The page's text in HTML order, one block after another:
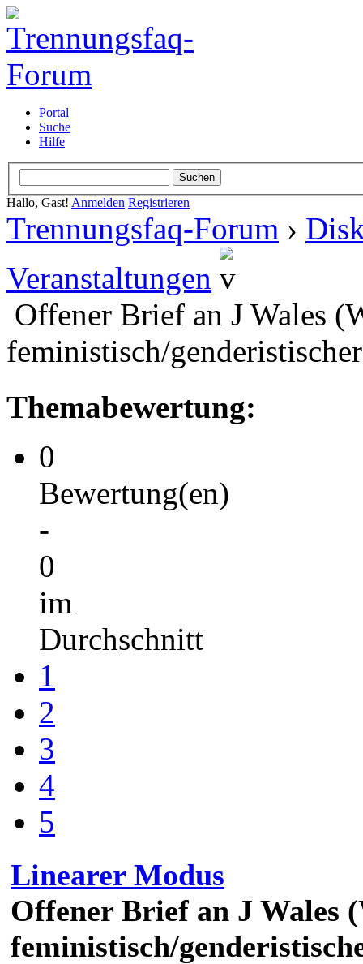
Portal
Suche
Hilfe
Hallo, Gast! Anmelden Registrieren
Trennungsfaq-Forum ›
Veranstaltungen
Offener Brief an J Wales
feministisch/
Themabewertung:
0
Bewertung(en)
-
0
im
Durchschnitt
1
2
3
4
5
Linearer Modus
Offener Brief an J Wales
feministisch/